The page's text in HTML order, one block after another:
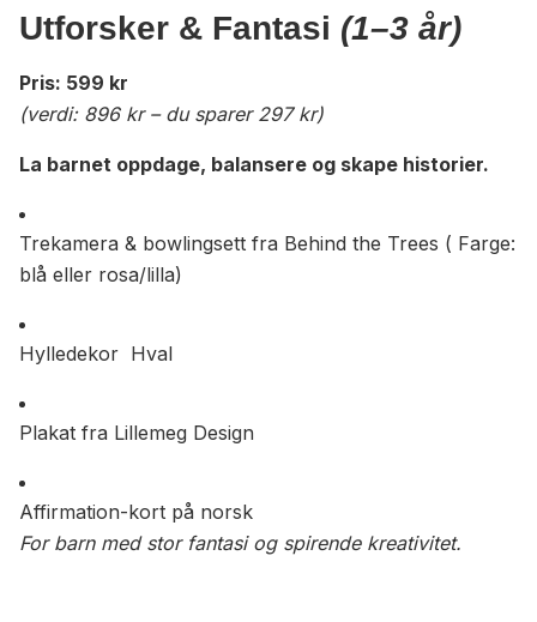
Utforsker & Fantasi (1–3 år)
Pris: 599 kr
(verdi: 896 kr – du sparer 297 kr)
La barnet oppdage, balansere og skape historier.
Trekamera & bowlingsett fra Behind the Trees ( Farge:
blå eller rosa/lilla)
Hylledekor Hval
Plakat fra Lillemeg Design
Affirmation-kort på norsk
For barn med stor fantasi og spirende kreativitet.